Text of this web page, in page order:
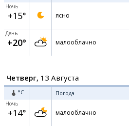
Ночь
+15° ясно
День
+20° малооблачно
Четверг, 13 Августа
°C Погода
Ночь
+14° малооблачно